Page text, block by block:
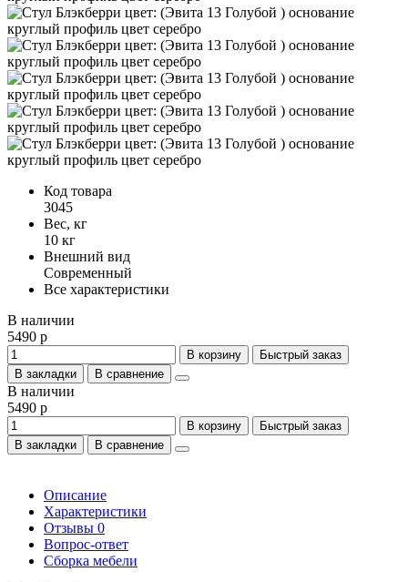
Код товара
3045
Вес, кг
10 кг
Внешний вид
Современный
Все характеристики
В наличии
5490 р
В корзину
Быстрый заказ
В закладки
В сравнение
В наличии
5490 р
В корзину
Быстрый заказ
В закладки
В сравнение
Описание
Характеристики
Отзывы 0
Вопрос-ответ
Сборка мебели